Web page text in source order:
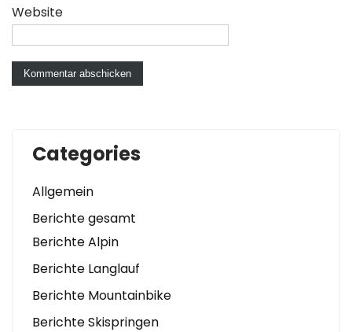
Website
Categories
Allgemein
Berichte gesamt
Berichte Alpin
Berichte Langlauf
Berichte Mountainbike
Berichte Skispringen